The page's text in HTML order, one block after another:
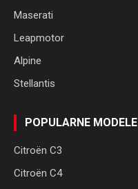
Maserati
Leapmotor
Alpine
Stellantis
POPULARNE MODELE
Citroën C3
Citroën C4